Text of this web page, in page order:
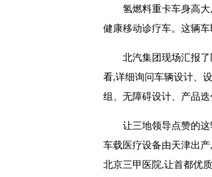
氢燃料重卡车身高
健康移动诊疗车。这辆车
北汽集团现场汇报
看,详细询问车辆设计、
组、无障碍设计、产品迭
让三地领导点赞的
车载医疗设备由天津出
北京三甲医院,让首都优